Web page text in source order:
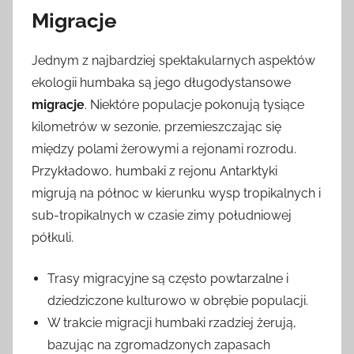
Migracje
Jednym z najbardziej spektakularnych aspektów
ekologii humbaka są jego długodystansowe
migracje. Niektóre populacje pokonują tysiące
kilometrów w sezonie, przemieszczając się
między polami żerowymi a rejonami rozrodu.
Przykładowo, humbaki z rejonu Antarktyki
migrują na północ w kierunku wysp tropikalnych i
sub-tropikalnych w czasie zimy południowej
półkuli.
Trasy migracyjne są często powtarzalne i
dziedziczone kulturowo w obrębie populacji.
W trakcie migracji humbaki rzadziej żerują,
bazując na zgromadzonych zapasach